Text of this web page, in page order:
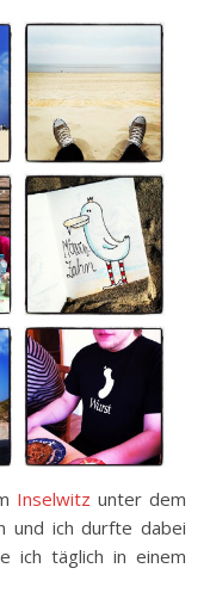
Inselwitz unter dem
und ich durfte dabei
ich täglich in einem